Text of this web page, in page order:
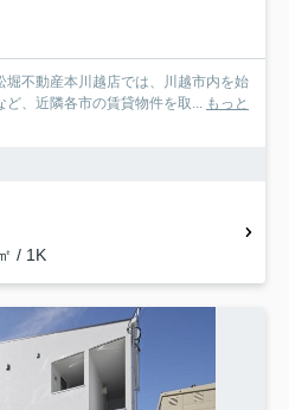
堀不動産本川越店では、川越市内を始
、近隣各市の賃貸物件を取... もっと
/ 1K